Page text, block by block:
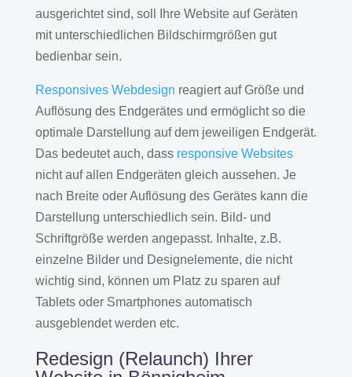
ausgerichtet sind, soll Ihre Website auf Geräten
mit unterschiedlichen Bildschirmgrößen gut
bedienbar sein.
Responsives Webdesign reagiert auf Größe und
Auflösung des Endgerätes und ermöglicht so die
optimale Darstellung auf dem jeweiligen Endgerät.
Das bedeutet auch, dass responsive Websites
nicht auf allen Endgeräten gleich aussehen. Je
nach Breite oder Auflösung des Gerätes kann die
Darstellung unterschiedlich sein. Bild- und
Schriftgröße werden angepasst. Inhalte, z.B.
einzelne Bilder und Designelemente, die nicht
wichtig sind, können um Platz zu sparen auf
Tablets oder Smartphones automatisch
ausgeblendet werden etc.
Redesign (Relaunch) Ihrer